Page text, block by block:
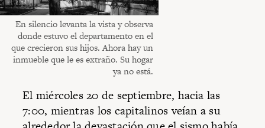
En silencio levanta la vista y observa
donde estuvo el departamento en el
que crecieron sus hijos. Ahora hay un
inmueble que le es extraño. Su hogar
ya no está.
El miércoles 20 de septiembre, hacia las
7:00, mientras los capitalinos veían a su